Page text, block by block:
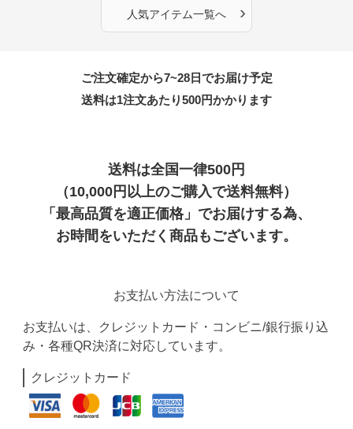
人気アイテム一覧へ ›
ご注文確定から7~28日でお届け予定
送料は1注文あたり500円かかります
送料は全国一律500円
（10,000円以上のご購入で送料無料）
「最高品質を適正価格」でお届けする為、
お時間をいただく商品もございます。
お支払い方法について
お支払いは、クレジットカード・コンビニ/銀行振り込
み・各種QR決済に対応しています。
クレジットカード